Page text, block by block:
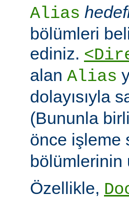
Alias
bölümleri
ediniz.
alan Alias
dolayısıyla
(Bununla
önce işleme
bölümlerinin
Özellikle,